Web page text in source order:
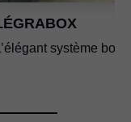
L’élégant système box